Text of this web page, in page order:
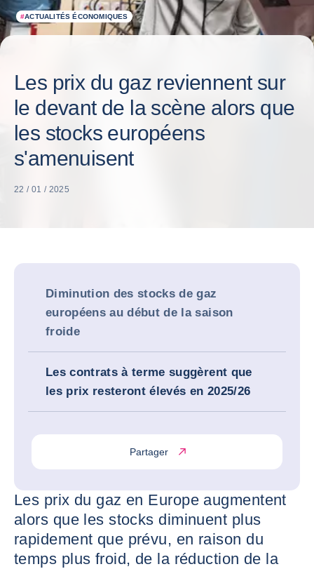
#ACTUALITÉS ÉCONOMIQUES
Les prix du gaz reviennent sur
le devant de la scène alors que
les stocks européens
s'amenuisent
22 / 01 / 2025
Diminution des stocks de gaz
européens au début de la saison
froide
Les contrats à terme suggèrent que
les prix resteront élevés en 2025/26
Partager
Les prix du gaz en Europe augmentent
alors que les stocks diminuent plus
rapidement que prévu, en raison du
temps plus froid, de la réduction de la